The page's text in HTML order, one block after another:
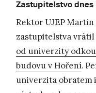
Zastupitelstvo
Rektor UJEP
zastupitelstva vrátil
od univerzity
budovu v Hoření.
univerzita obratem